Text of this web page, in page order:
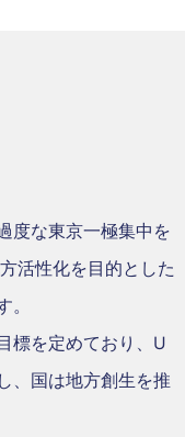
度な東京一極集中を
活性化を目的とした
標を定めており、U
、国は地方創生を推